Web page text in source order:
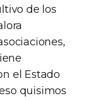
de los
el Estado
quisimos